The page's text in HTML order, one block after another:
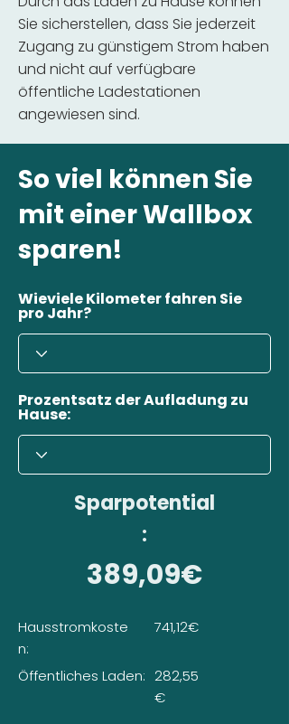
Sie sicherstellen, dass Sie jederzeit
Zugang zu günstigem Strom haben
und nicht auf verfügbare
öffentliche Ladestationen
angewiesen sind.
So viel können Sie
mit einer Wallbox
sparen!
Wieviele Kilometer fahren Sie
pro Jahr?
Prozentsatz der Aufladung zu
Hause:
Sparpotential
:
389,09€
Hausstromkoste
n:
Öffentliches Laden:
741,12€
282,55
€